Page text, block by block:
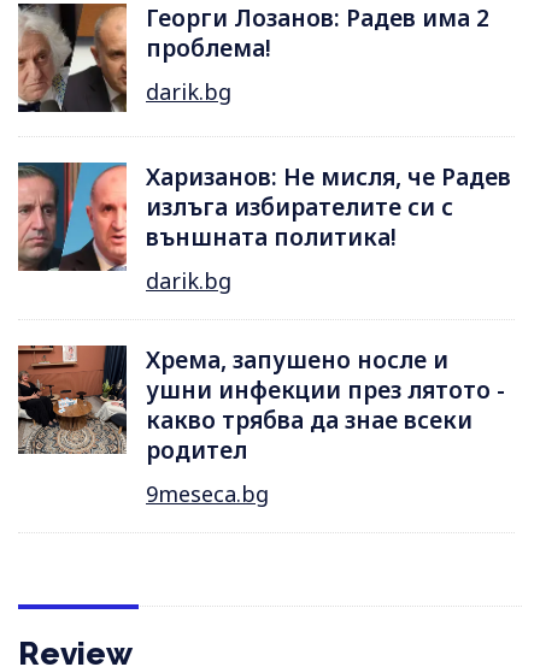
Георги Лозанов: Радев има 2
проблема!
darik.bg
Харизанов: Не мисля, че Радев
излъга избирателите си с
външната политика!
darik.bg
Хрема, запушено носле и
ушни инфекции през лятотo -
какво трябва да знае всеки
родител
9meseca.bg
Review